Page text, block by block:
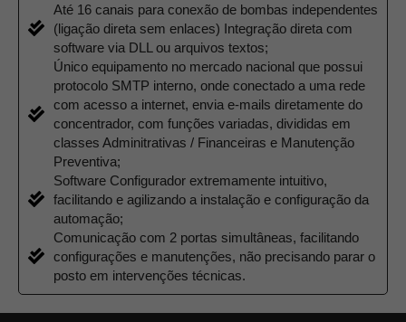
Até 16 canais para conexão de bombas independentes
(ligação direta sem enlaces) Integração direta com
software via DLL ou arquivos textos;
Único equipamento no mercado nacional que possui
protocolo SMTP interno, onde conectado a uma rede
com acesso a internet, envia e-mails diretamente do
concentrador, com funções variadas, divididas em
classes Adminitrativas / Financeiras e Manutenção
Preventiva;
Software Configurador extremamente intuitivo,
facilitando e agilizando a instalação e configuração da
automação;
Comunicação com 2 portas simultâneas, facilitando
configurações e manutenções, não precisando parar o
posto em intervenções técnicas.
e a estrutura
do site, com
base em
como o site é
usado.
Experiência
Para que o
funcione o
melhor
possível
visita. Se você
recusar esses
cookies,
algumas